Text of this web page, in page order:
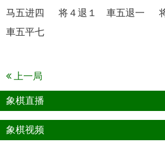
马五进四 将４退１ 車五退一
車五平七
上一局
象棋直播
象棋视频